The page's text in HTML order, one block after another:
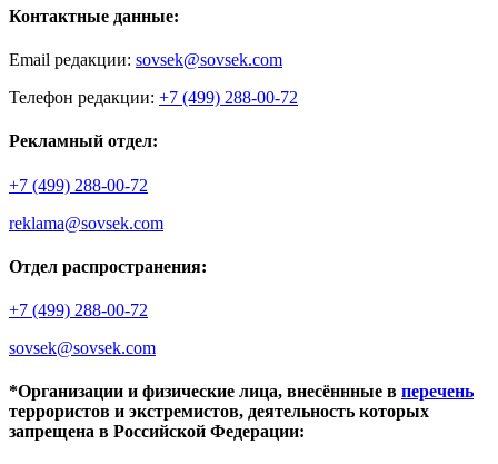
Контактные данные:
Email редакции: sovsek@sovsek.com
Телефон редакции: +7 (499) 288-00-72
Рекламный отдел:
+7 (499) 288-00-72
reklama@sovsek.com
Отдел распространения:
+7 (499) 288-00-72
sovsek@sovsek.com
*Организации и физические лица, внесённные в перечень
террористов и экстремистов, деятельность которых
запрещена в Российской Федерации: